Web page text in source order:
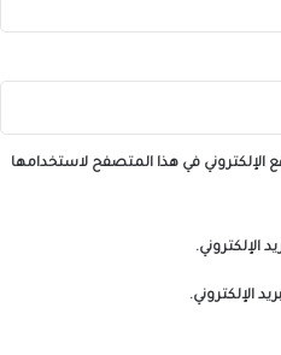
الإلكتروني في هذا المتصفح لاستخدامها
الإلكتروني.
الإلكتروني.